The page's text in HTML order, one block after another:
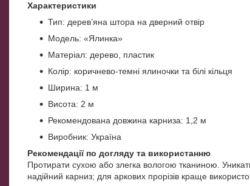
Характеристики
Тип: дерев’яна штора на дверний отвір
Модель: «Ялинка»
Матеріал: дерево, пластик
Колір: коричнево-темні ялиночки та білі кільця
Ширина: 1 м
Висота: 2 м
Рекомендована довжина карниза: 1,2 м
Виробник: Україна
Рекомендації по догляду та використанню
Протирати сухою або злегка вологою тканиною.
надійний карниз; для аркових прорізів краще
Україна